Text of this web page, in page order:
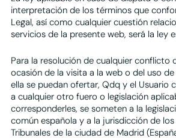
interpretación de los términos que
Legal, así como cualquier cuestión
servicios de la presente web, será la ley
Para la resolución de cualquier conflicto
ocasión de la visita a la web o del uso
ella se puedan ofertar, Qdq y el Usuario
a cualquier otro fuero o legislación
corresponderles, se someten a la
común española y a la jurisdicción de
Tribunales de la ciudad de Madrid